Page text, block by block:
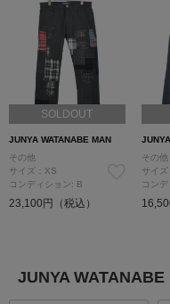
SOLDOUT
JUNYA WATANABE MAN
その他
サイズ：XS
コンディション: B
23,100円（税込）
その他
サイズ
コン
JUNYA